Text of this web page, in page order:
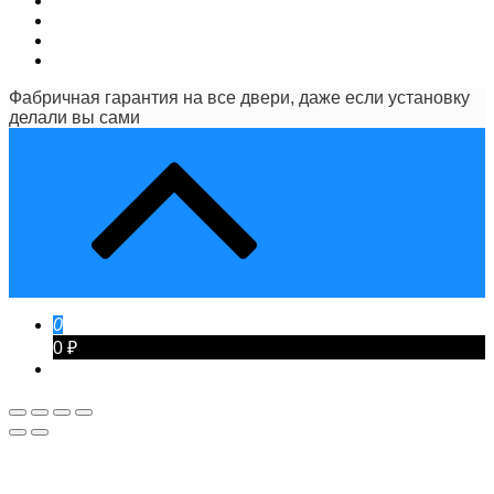
Фабричная гарантия на все двери, даже если установку
делали вы сами
0
0 ₽